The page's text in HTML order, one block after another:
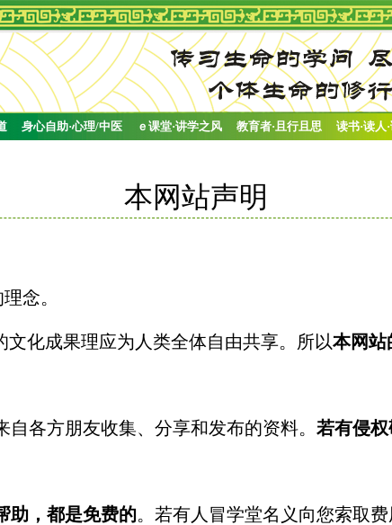
身心自助·心理/中医 ｅ课堂·讲学之风 教育者·且行且思 读书·读人
本网站声明
念。
文化成果理应为人类全体自由共享。所以本网站
各方朋友收集、分享和发布的资料。 若有侵
助， 都是免费的。若有人冒学堂名义向您索取费